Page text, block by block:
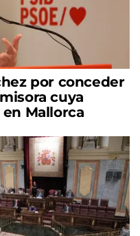
por conceder
cuya
Mallorca